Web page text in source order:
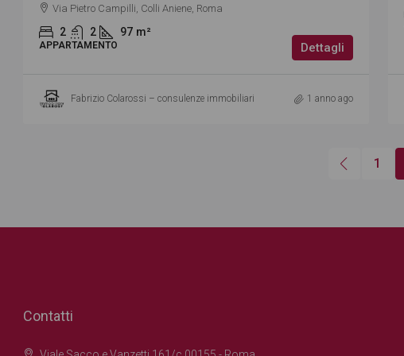
Via Pietro Campilli, Colli Aniene, Roma
2 2 97 m²
APPARTAMENTO Dettagli
Fabrizio Colarossi – consulenze immobiliari 1 anno ago
1
Contatti